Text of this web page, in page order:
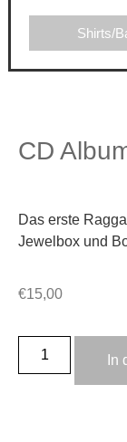
Shirts/
CD
Das erste
Jewelbox und
€15,00
In